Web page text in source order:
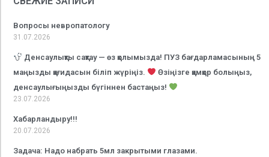
Вопросы невропатологу
31.07.2026
Денсаулықты сақтау — өз қолымызда! ПУЗ бағдарламасының 5
маңызды қағидасын біліп жүріңіз.
Өзіңізге қамқор болыңыз,
денсаулығыңызды бүгіннен бастаңыз!
23.07.2026
Хабарландыру!!!
20.07.2026
Задача: Надо набрать 5мл закрытыми глазами.